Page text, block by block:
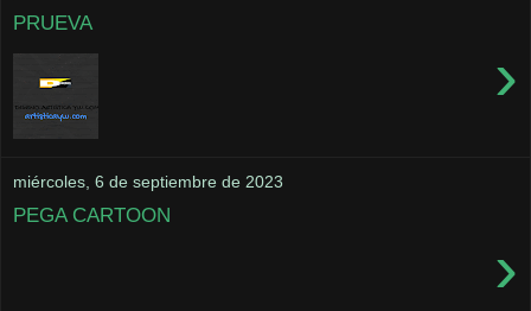
PRUEVA
›
miércoles, 6 de septiembre de 2023
PEGA CARTOON
›